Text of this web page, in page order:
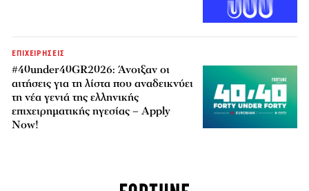
ΕΠΙΧΕΙΡΗΣΕΙΣ
#40under40GR2026: Άνοιξαν οι
αιτήσεις για τη λίστα που αναδεικνύει
τη νέα γενιά της ελληνικής
επιχειρηματικής ηγεσίας – Apply
Now!